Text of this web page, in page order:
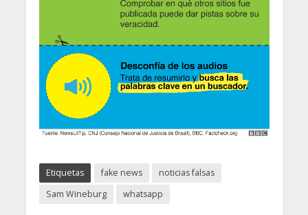
Etiquetas fake news
noticias falsas
Sam Wineburg
whatsapp